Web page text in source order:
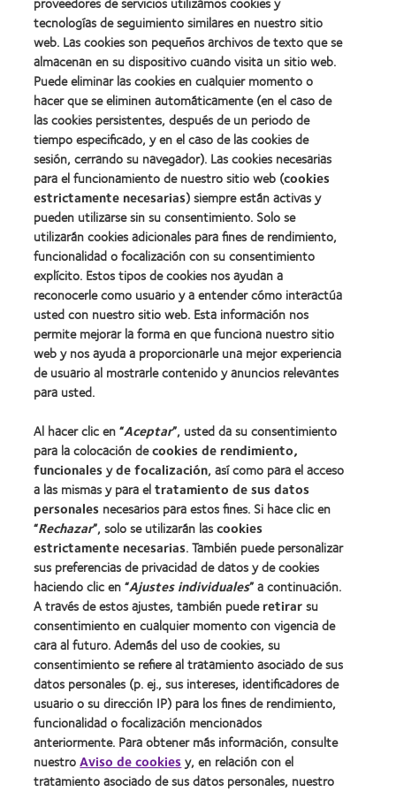
2012:
Premio
Manufacturing
Leadership
100
(ML
100)
(2012)
Premio
internacional
REBRAND
100®
(2012)
Learn
more
about
Premio
de
la
Industria
de
la
BCLA
Nuestros productos
Encuentre su lente
Tecnología para lentes de contacto
Lentes de contacto y visión
Usuario experimentado
Blog
Sobre nosotros
Carreras
Noticias
Contacto
Legal
Política de privacidad
Aviso Legal
Aviso de cookies
Condiciones del servicio
Public Country by Country Reporting
tecnologías de seguimiento similares en nuestro sitio
web. Las cookies son pequeños archivos de texto que se
almacenan en su dispositivo cuando visita un sitio web.
Puede eliminar las cookies en cualquier momento o
hacer que se eliminen automáticamente (en el caso de
las cookies persistentes, después de un periodo de
tiempo especificado, y en el caso de las cookies de
sesión, cerrando su navegador). Las cookies necesarias
para el funcionamiento de nuestro sitio web (cookies
estrictamente necesarias) siempre están activas y
pueden utilizarse sin su consentimiento. Solo se
utilizarán cookies adicionales para fines de rendimiento,
funcionalidad o focalización con su consentimiento
explícito. Estos tipos de cookies nos ayudan a
reconocerle como usuario y a entender cómo interactúa
usted con nuestro sitio web. Esta información nos
permite mejorar la forma en que funciona nuestro sitio
web y nos ayuda a proporcionarle una mejor experiencia
de usuario al mostrarle contenido y anuncios relevantes
para usted.
Al hacer clic en “Aceptar”, usted da su consentimiento
para la colocación decookies de rendimiento,
funcionalesyde focalización, así como para el acceso
a las mismas y para eltratamiento de sus datos
personales necesarios para estos fines. Si hace clic en
“Rechazar”, solo se utilizarán lascookies
estrictamente necesarias. También puede personalizar
sus preferencias de privacidad de datos y de cookies
haciendo clic en “Ajustes individuales” a continuación.
A través de estos ajustes, también puederetirarsu
consentimiento en cualquier momento con vigencia de
cara al futuro. Además del uso de cookies, su
consentimiento se refiere al tratamiento asociado de sus
datos personales (p. ej., sus intereses, identificadores de
usuario o su dirección IP) para los fines de rendimiento,
funcionalidad o focalización mencionados
anteriormente. Para obtener más información, consulte
nuestroAviso de cookiesy, en relación con el
tratamiento asociado de sus datos personales, nuestro